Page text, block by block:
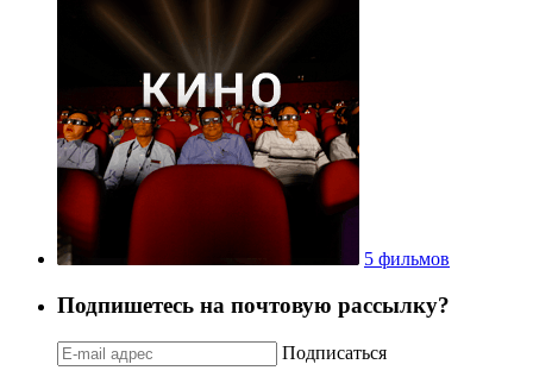
5 фильмов
Подпишетесь на почтовую рассылку?
Подписаться